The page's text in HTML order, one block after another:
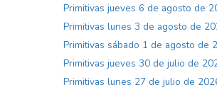
Primitivas jueves 6 de agosto de
Primitivas lunes 3 de agosto de
Primitivas sábado 1 de agosto de
Primitivas jueves 30 de julio de
Primitivas lunes 27 de julio de